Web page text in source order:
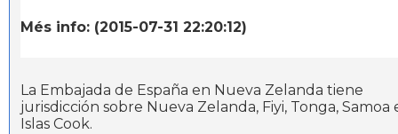
Més info: (2015-07-31 22:20:12)
La Embajada de España en Nueva Zelanda tiene
jurisdicción sobre Nueva Zelanda, Fiyi, Tonga, Samoa
Islas Cook.